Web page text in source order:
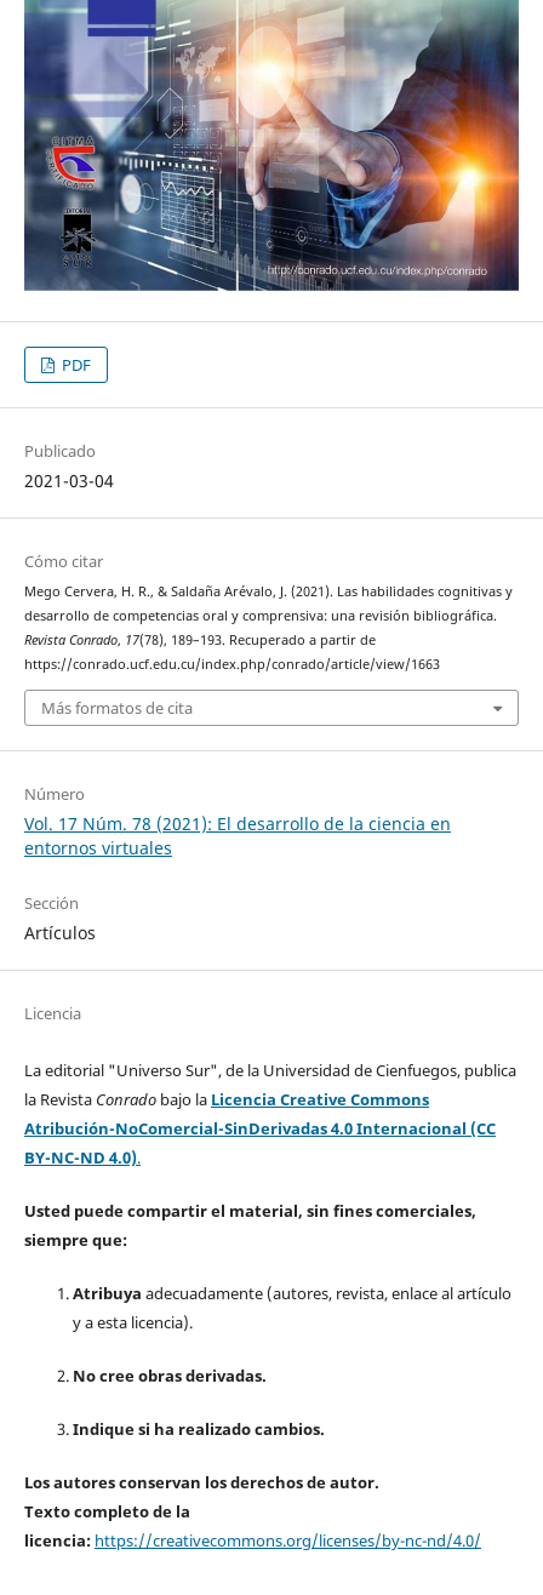
PDF
Publicado
2021-03-04
Cómo citar
Mego Cervera, H. R., & Saldaña Arévalo, J. (2021). Las habilidades cognitivas y
desarrollo de competencias oral y comprensiva: una revisión bibliográfica.
Revista Conrado, 17(78), 189–193. Recuperado a partir de
https://conrado.ucf.edu.cu/index.php/conrado/article/view/1663
Más formatos de cita
Número
Vol. 17 Núm. 78 (2021): El desarrollo de la ciencia en
entornos virtuales
Sección
Artículos
Licencia
La editorial "Universo Sur", de la Universidad de Cienfuegos, publica
la Revista Conradobajo la Licencia Creative Commons
Atribución-NoComercial-SinDerivadas 4.0 Internacional (CC
BY-NC-ND 4.0).
Usted puede compartir el material, sin fines comerciales,
siempre que:
Atribuya adecuadamente (autores, revista, enlace al artículo
y a esta licencia).
No cree obras derivadas.
Indique si ha realizado cambios.
Los autores conservan los derechos de autor.
Texto completo de la
licencia: https://creativecommons.org/licenses/by-nc-nd/4.0/